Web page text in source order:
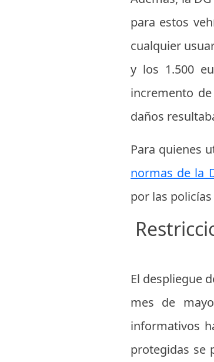
para estos
cualquier
y los 1.500
incremento
daños
Para quienes
normas de la
por las
El despliegue
mes de
informativos
protegidas se